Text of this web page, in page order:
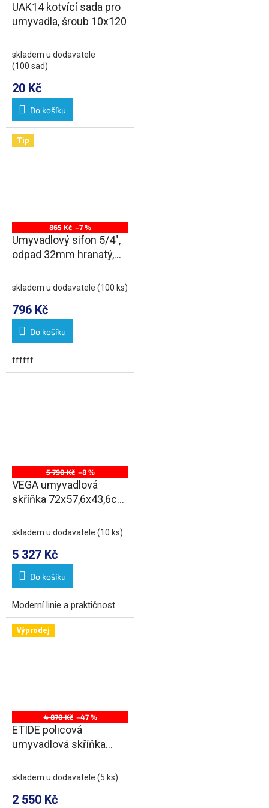
UAK14 kotvící sada pro
umyvadla, šroub 10x120
skladem u dodavatele
(100 sad)
20 Kč
Do košíku
Tip
865 Kč –7 %
Umyvadlový sifon 5/4",
odpad 32mm hranatý,
skladem u dodavatele (100 ks)
796 Kč
Do košíku
ffffff
5 790 Kč –8 %
VEGA umyvadlová
skříňka 72x57,6x43,6cm,
skladem u dodavatele (10 ks)
5 327 Kč
Do košíku
Moderní linie a praktičnost
Výprodej
4 870 Kč –47 %
ETIDE policová
umyvadlová skříňka
skladem u dodavatele (5 ks)
2 550 Kč